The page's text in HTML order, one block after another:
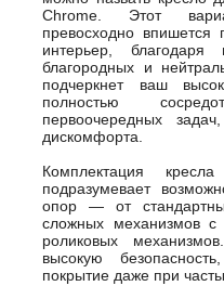
Chrome. Этот
превосходно впишется
интерьер, благодаря
благородных и
подчеркнет ваш
полностью
первоочередных
дискомфорта.
Комплектация
подразумевает
опор — от
сложных механизмов с
роликовых
высокую
покрытие даже при